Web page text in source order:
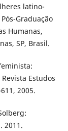
latino-
Graduação
Humanas,
SP, Brasil.
Estudos
2005.
2011.